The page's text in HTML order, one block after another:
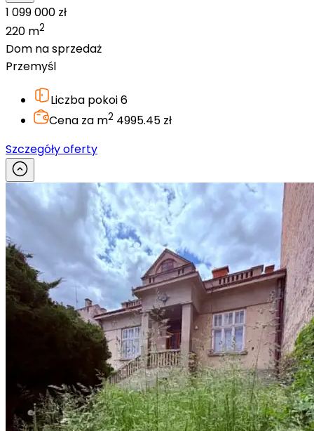
1 099 000 zł
220 m2
Dom na sprzedaż
Przemyśl
Liczba pokoi6
Cena za m2 4995.45 zł
Szczegóły oferty